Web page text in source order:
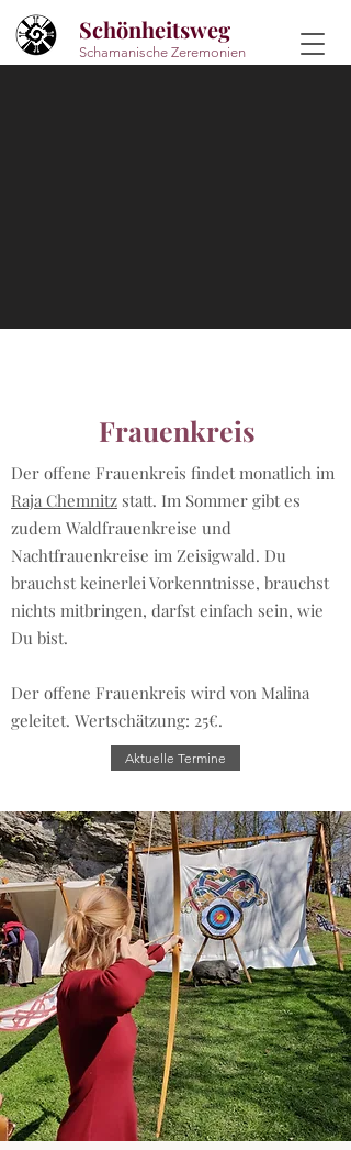
Schönheitsweg
Schamanische Zeremonien
Frauenkreis
Der offene Frauenkreis findet monatlich im
Raja Chemnitz statt. Im Sommer gibt es
zudem Waldfrauenkreise und
Nachtfrauenkreise im Zeisigwald. Du
brauchst keinerlei Vorkenntnisse, brauchst
nichts mitbringen, darfst einfach sein, wie
Du bist.
Der offene Frauenkreis wird von Malina
geleitet. Wertschätzung: 25€.
Aktuelle Termine